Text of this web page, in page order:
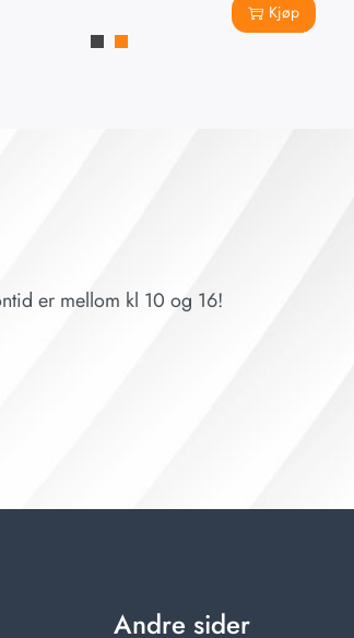
Kjøp
er mellom kl 10 og 16!
Andre sider